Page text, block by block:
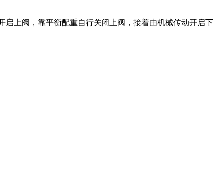
上阀，靠平衡配重自行关闭上阀，接着由机械传动开启下